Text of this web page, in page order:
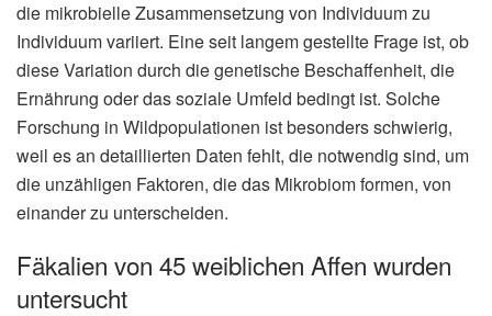
die mikrobielle Zusammensetzung von Individuum zu
Individuum variiert. Eine seit langem gestellte Frage ist, ob
diese Variation durch die genetische Beschaffenheit, die
Ernährung oder das soziale Umfeld bedingt ist. Solche
Forschung in Wildpopulationen ist besonders schwierig,
weil es an detaillierten Daten fehlt, die notwendig sind, um
die unzähligen Faktoren, die das Mikrobiom formen, von
einander zu unterscheiden.
Fäkalien von 45 weiblichen Affen wurden
untersucht